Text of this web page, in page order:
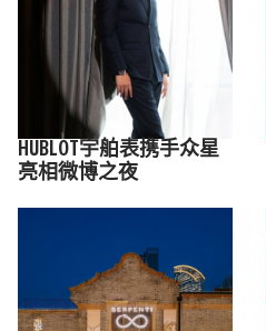
HUBLOT宇舶表携手众星
亮相微博之夜